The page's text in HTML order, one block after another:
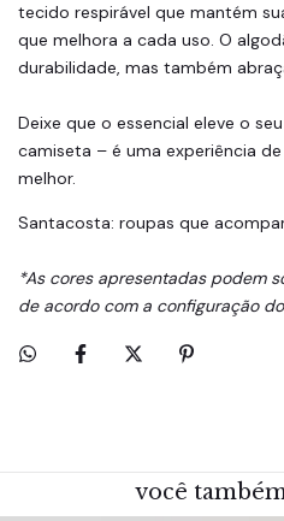
tecido respirável que mantém
que melhora a cada uso. O
durabilidade, mas também
Deixe que o essencial eleve o
camiseta – é uma experiência
melhor.
Santacosta: roupas que
*As cores apresentadas podem
de acordo com a configuração
você